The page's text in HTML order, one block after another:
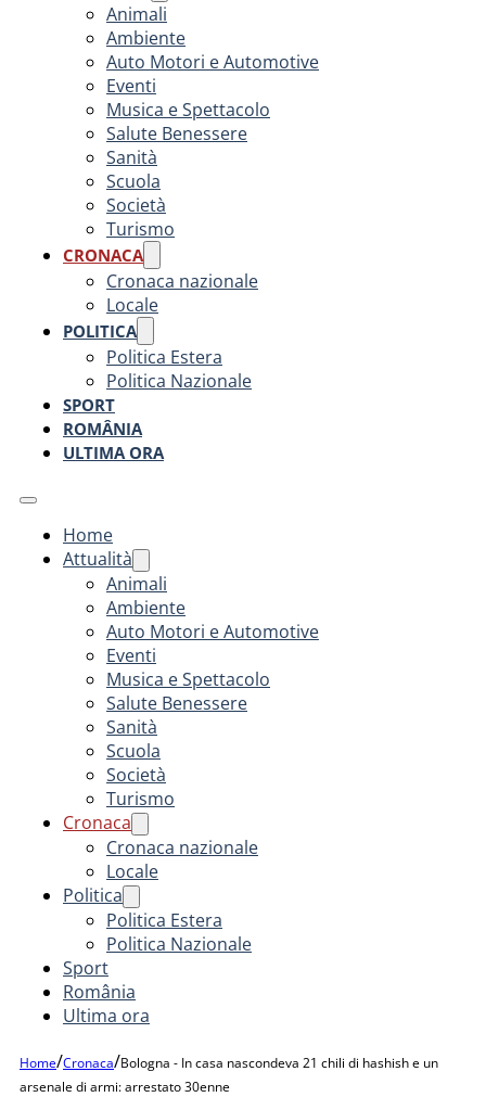
Animali
Ambiente
Auto Motori e Automotive
Eventi
Musica e Spettacolo
Salute Benessere
Sanità
Scuola
Società
Turismo
CRONACA
Cronaca nazionale
Locale
POLITICA
Politica Estera
Politica Nazionale
SPORT
ROMÂNIA
ULTIMA ORA
Home
Attualità
Animali
Ambiente
Auto Motori e Automotive
Eventi
Musica e Spettacolo
Salute Benessere
Sanità
Scuola
Società
Turismo
Cronaca
Cronaca nazionale
Locale
Politica
Politica Estera
Politica Nazionale
Sport
România
Ultima ora
Home/Cronaca/Bologna - In casa nascondeva 21 chili di hashish e un
arsenale di armi: arrestato 30enne